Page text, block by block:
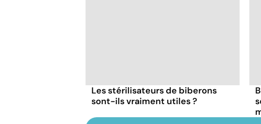
Les stérilisateurs de biberons
sont-ils vraiment utiles ?